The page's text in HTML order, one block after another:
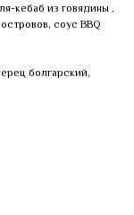
кебаб из говядины ,
соус BBQ
болгарский,